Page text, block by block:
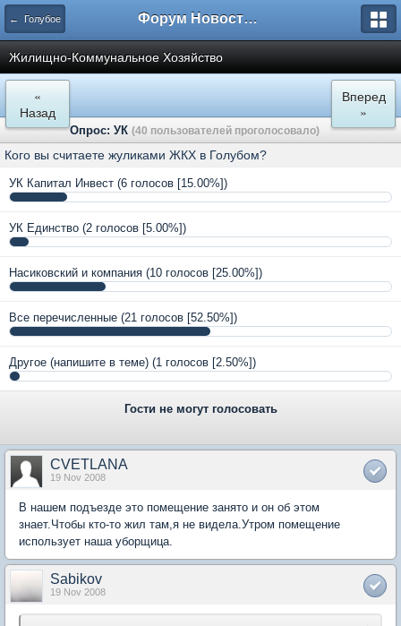
← Голубое Форум Новостройки
Жилищно-Коммунальное Хозяйство
«
Назад
Вперед
»
Опрос: УК (40 пользователей проголосовало)
Кого вы считаете жуликами ЖКХ в Голубом?
УК Капитал Инвест (6 голосов [15.00%])
УК Единство (2 голосов [5.00%])
Насиковский и компания (10 голосов [25.00%])
Все перечисленные (21 голосов [52.50%])
Другое (напишите в теме) (1 голосов [2.50%])
Гости не могут голосовать
CVETLANA
19 Nov 2008
В нашем подъезде это помещение занято и он об этом
знает.Чтобы кто-то жил там,я не видела.Утром помещение
использует наша уборщица.
Sabikov
19 Nov 2008